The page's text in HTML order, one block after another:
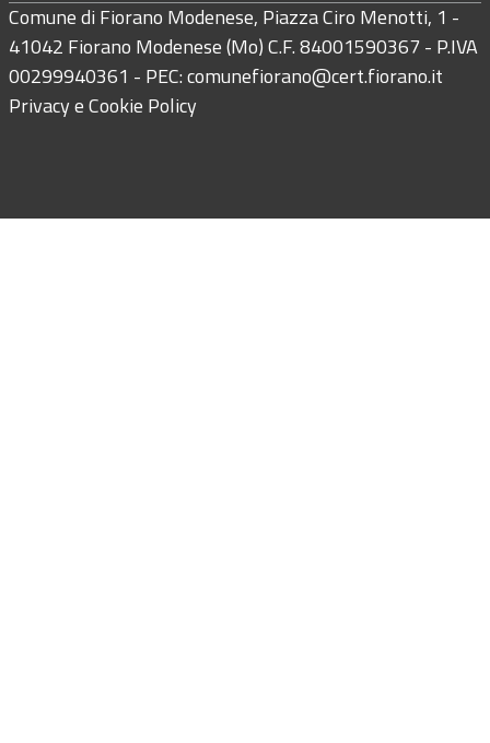
Comune di Fiorano Modenese, Piazza Ciro Menotti, 1 -
41042 Fiorano Modenese (Mo) C.F. 84001590367 - P.IVA
00299940361 - PEC:comunefiorano@cert.fiorano.it
Privacy e Cookie Policy